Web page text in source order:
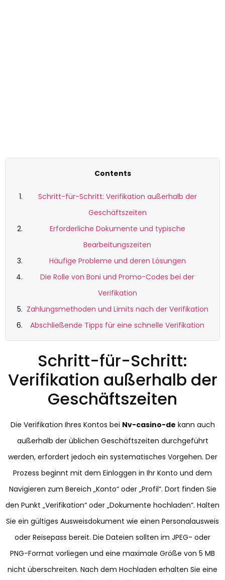
Contents
Schritt-für-Schritt: Verifikation außerhalb der
Geschäftszeiten
Erforderliche Dokumente und typische
Bearbeitungszeiten
Häufige Probleme und deren Lösungen
Die Rolle von Boni und Promo-Codes bei der
Verifikation
Zahlungsmethoden und Limits nach der Verifikation
Abschließende Tipps für eine schnelle Verifikation
Schritt-für-Schritt:
Verifikation außerhalb der
Geschäftszeiten
Die Verifikation Ihres Kontos bei Nv-casino-de kann auch
außerhalb der üblichen Geschäftszeiten durchgeführt
werden, erfordert jedoch ein systematisches Vorgehen. Der
Prozess beginnt mit dem Einloggen in Ihr Konto und dem
Navigieren zum Bereich „Konto“ oder „Profil“. Dort finden Sie
den Punkt „Verifikation“ oder „Dokumente hochladen“. Halten
Sie ein gültiges Ausweisdokument wie einen Personalausweis
oder Reisepass bereit. Die Dateien sollten im JPEG- oder
PNG-Format vorliegen und eine maximale Größe von 5 MB
nicht überschreiten. Nach dem Hochladen erhalten Sie eine